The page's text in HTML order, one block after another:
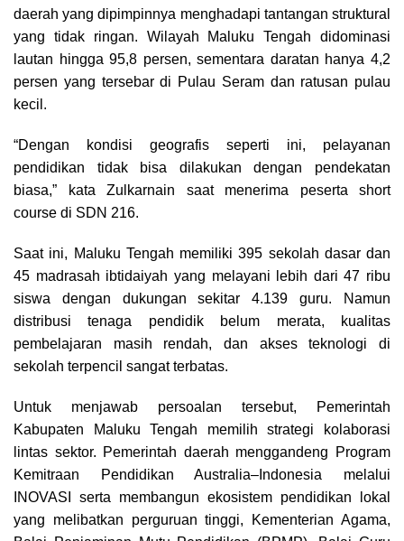
daerah yang dipimpinnya menghadapi tantangan struktural
yang tidak ringan. Wilayah Maluku Tengah didominasi
lautan hingga 95,8 persen, sementara daratan hanya 4,2
persen yang tersebar di Pulau Seram dan ratusan pulau
kecil.
“Dengan kondisi geografis seperti ini, pelayanan
pendidikan tidak bisa dilakukan dengan pendekatan
biasa,” kata Zulkarnain saat menerima peserta short
course di SDN 216.
Saat ini, Maluku Tengah memiliki 395 sekolah dasar dan
45 madrasah ibtidaiyah yang melayani lebih dari 47 ribu
siswa dengan dukungan sekitar 4.139 guru. Namun
distribusi tenaga pendidik belum merata, kualitas
pembelajaran masih rendah, dan akses teknologi di
sekolah terpencil sangat terbatas.
Untuk menjawab persoalan tersebut, Pemerintah
Kabupaten Maluku Tengah memilih strategi kolaborasi
lintas sektor. Pemerintah daerah menggandeng Program
Kemitraan Pendidikan Australia–Indonesia melalui
INOVASI serta membangun ekosistem pendidikan lokal
yang melibatkan perguruan tinggi, Kementerian Agama,